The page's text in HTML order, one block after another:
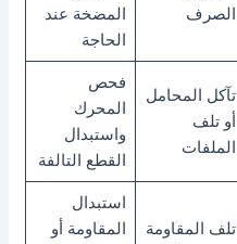
الصرف
المضخة عند
الحاجة
تآكل المحامل
أو تلف
الملفات
فحص
المحرك
واستبدال
القطع التالفة
تلف المقاومة
استبدال
المقاومة أو